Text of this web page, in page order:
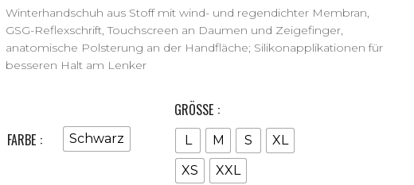
Winterhandschuh aus Stoff mit wind- und regendichter Membran,
GSG-Reflexschrift, Touchscreen an Daumen und Zeigefinger,
anatomische Polsterung an der Handfläche; Silikonapplikationen für
besseren Halt am Lenker
FARBE Schwarz
GRÖSSE
L M S
XL
XS
XXL